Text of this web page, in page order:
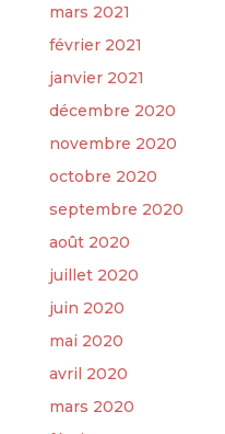
mars 2021
février 2021
janvier 2021
décembre 2020
novembre 2020
octobre 2020
septembre 2020
août 2020
juillet 2020
juin 2020
mai 2020
avril 2020
mars 2020